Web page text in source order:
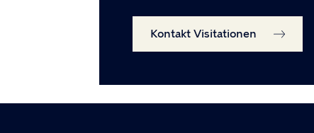
Kontakt Visitationen